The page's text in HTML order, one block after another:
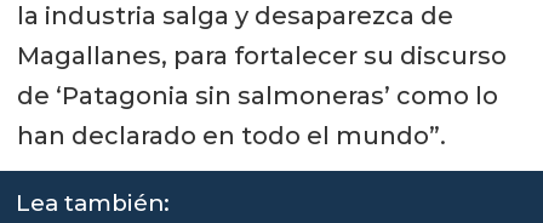
la industria salga y desaparezca de
Magallanes, para fortalecer su discurso
de ‘Patagonia sin salmoneras’ como lo
han declarado en todo el mundo”.
Lea también: